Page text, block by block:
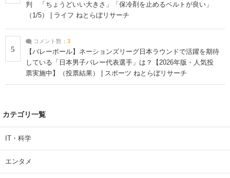
判 「ちょうどいい大きさ」「保冷剤を止めるベルトが良い」
（1/5） | ライフ ねとらぼリサーチ
5
コメント数： 3
【バレーボール】ネーションズリーグ日本ラウンドで活躍を期待
している「日本男子バレー代表選手」は？【2026年版・人気投
票実施中】（投票結果） | スポーツ ねとらぼリサーチ
カテゴリ一覧
IT・科学
エンタメ